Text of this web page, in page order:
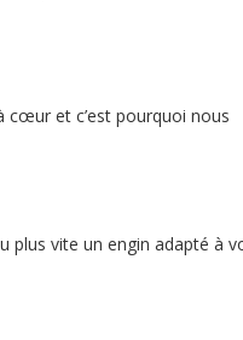
cœur et c’est pourquoi nous
plus vite un engin adapté à